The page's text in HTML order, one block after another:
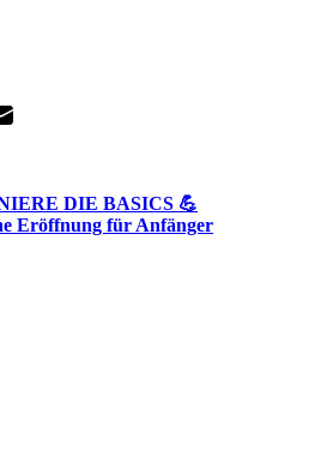
DIE BASICS 💪
Eröffnung für Anfänger